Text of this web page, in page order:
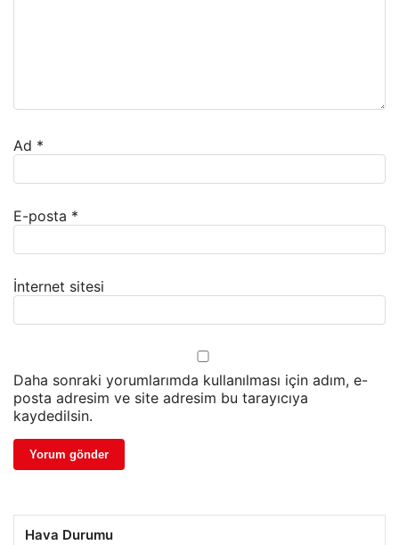
Ad *
E-posta *
İnternet sitesi
Daha sonraki yorumlarımda kullanılması için adım, e-
posta adresim ve site adresim bu tarayıcıya
kaydedilsin.
Hava Durumu